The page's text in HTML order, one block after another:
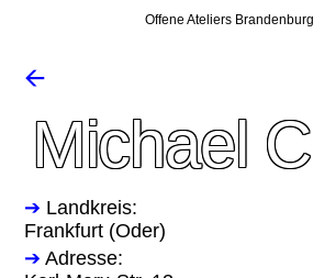
Offene Ateliers
🡨
Michael
➔ Landkreis:
Frankfurt (Oder)
➔ Adresse: